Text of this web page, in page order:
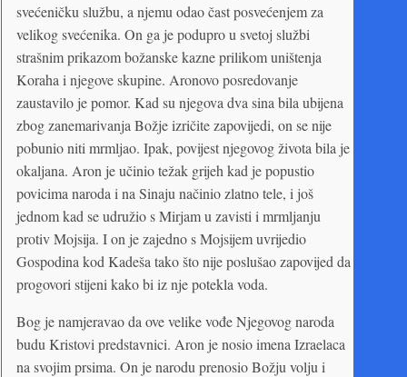
svećeničku službu, a njemu odao čast posvećenjem za
velikog svećenika. On ga je podupro u svetoj službi
strašnim prikazom božanske kazne prilikom uništenja
Koraha i njegove skupine. Aronovo posredovanje
zaustavilo je pomor. Kad su njegova dva sina bila ubijena
zbog zanemarivanja Božje izričite zapovijedi, on se nije
pobunio niti mrmljao. Ipak, povijest njegovog života bila je
okaljana. Aron je učinio težak grijeh kad je popustio
povicima naroda i na Sinaju načinio zlatno tele, i još
jednom kad se udružio s Mirjam u zavisti i mrmljanju
protiv Mojsija. I on je zajedno s Mojsijem uvrijedio
Gospodina kod Kadeša tako što nije poslušao zapovijed da
progovori stijeni kako bi iz nje potekla voda.
Bog je namjeravao da ove velike vođe Njegovog naroda
budu Kristovi predstavnici. Aron je nosio imena Izraelaca
na svojim prsima. On je narodu prenosio Božju volju i